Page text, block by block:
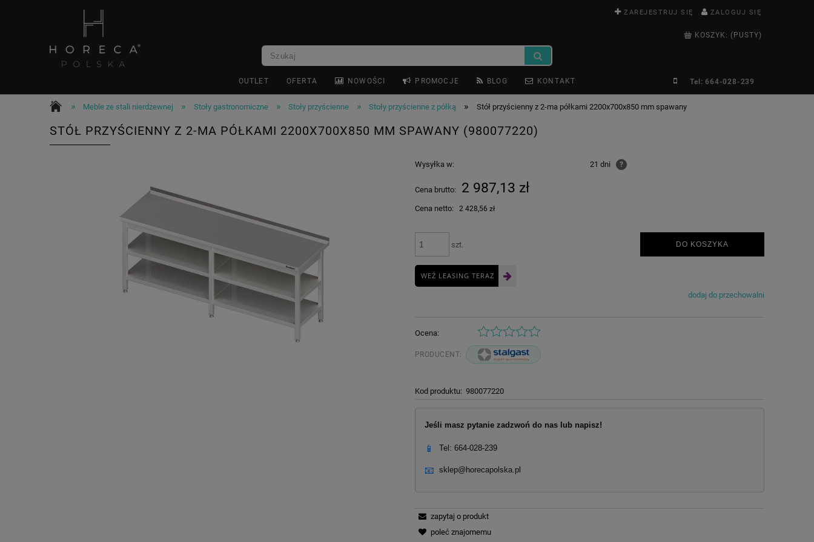
ZAREJESTRUJ SIĘ ZALOGUJ SIĘ
KOSZYK: (PUSTY)
OUTLET OFERTA NOWOŚCI PROMOCJE BLOG KONTAKT Tel: 664-028-239
» Meble ze stali nierdzewnej » Stoły gastronomiczne » Stoły przyścienne » Stoły przyścienne z półką » Stół przyścienny z 2-ma półkami 2200x700x850 mm spawany
STÓŁ PRZYŚCIENNY Z 2-MA PÓŁKAMI 2200X700X850 MM SPAWANY (980077220)
Wysyłka w: 21 dni ?
Cena brutto: 2 987,13 zł
Cena netto: 2 428,56 zł
szt. DO KOSZYKA
WEŹ LEASING TERAZ
dodaj do przechowalni
Ocena:
PRODUCENT:
Kod produktu: 980077220
Jeśli masz pytanie zadzwoń do nas lub napisz!
📱 Tel: 664-028-239
📧 sklep@horecapolska.pl
zapytaj o produkt
poleć znajomemu